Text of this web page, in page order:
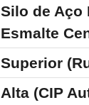
Silo de Aço
Esmalte
Superior
Alta (CIP